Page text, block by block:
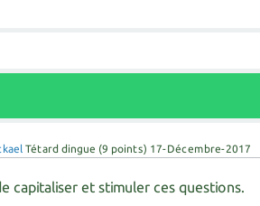
Tétard dingue (9 points) 17-Décembre-2017
capitaliser et stimuler ces questions.